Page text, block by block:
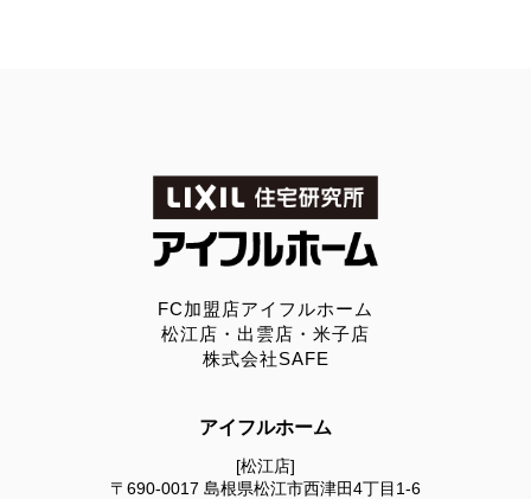
FC加盟店アイフルホーム
松江店・出雲店・米子店
株式会社SAFE
アイフルホーム
[松江店]
〒690-0017 島根県松江市西津田4丁目1-6